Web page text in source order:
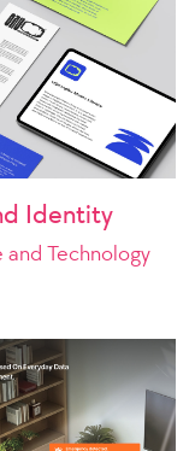
Identity
Technology